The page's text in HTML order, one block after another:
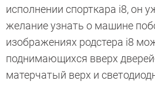
исполнении спорткара i8, он
желание узнать о машине
изображениях родстера i8
поднимающихся вверх
матерчатый верх и